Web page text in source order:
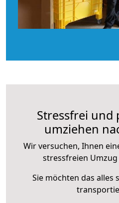
Stressfrei und
umziehen
Wir versuchen, Ihnen
stressfreien
Sie möchten das alles